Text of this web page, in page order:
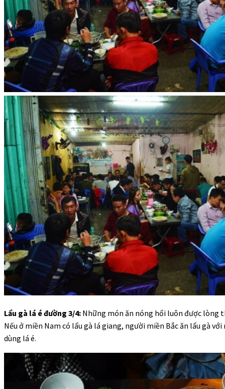
Lẩu gà lá é đường 3/4: Những món ăn nóng hổi luôn được lòng
Nếu ở miền Nam có lẩu gà lá giang, người miền Bắc ăn lẩu gà
dùng lá é.